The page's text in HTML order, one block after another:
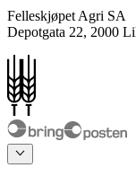
Felleskjøpet Agri SA
Depotgata 22, 2000